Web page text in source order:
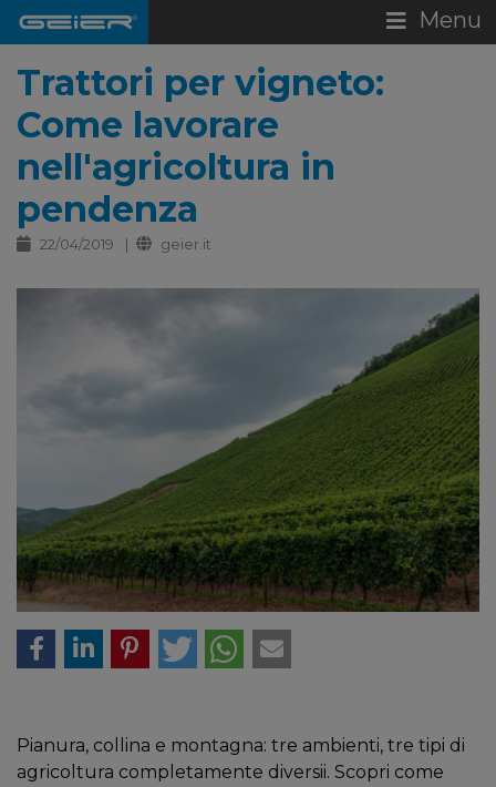
Menu
Trattori per vigneto:
Come lavorare
nell'agricoltura in
pendenza
22/04/2019 geier.it
Pianura, collina e montagna: tre ambienti, tre tipi di
agricoltura completamente diversii. Scopri come